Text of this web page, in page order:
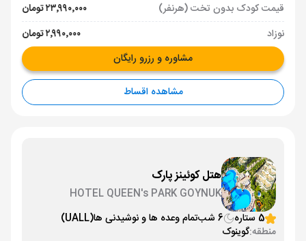
قیمت کودک بدون تخت (هرنفر)
۲۳٬۹۹۰٬۰۰۰ تومان
نوزاد
۲٬۹۹۰٬۰۰۰ تومان
مشاوره و رزرو رایگان
مشاهده اقساط
هتل کوئینز پارک
HOTEL QUEEN's PARK GOYNUK
5 ستاره
6 شب تمام وعده ها و نوشیدنی ها(UALL)
منطقه:گوینوک